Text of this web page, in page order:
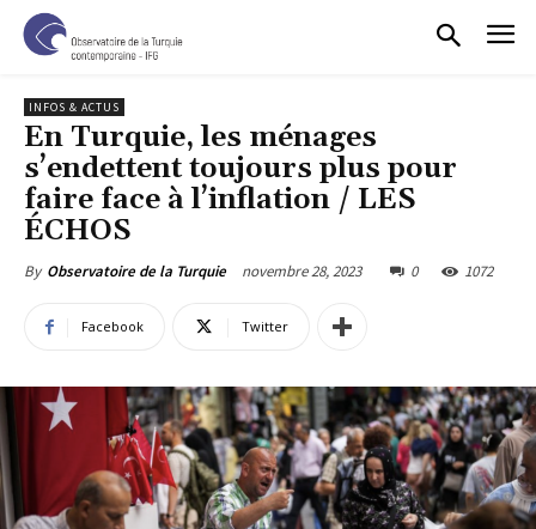
INFOS & ACTUS
En Turquie, les ménages
s’endettent toujours plus pour
faire face à l’inflation / LES
ÉCHOS
By Observatoire de la Turquie novembre 28, 2023 0 1072
Facebook Twitter